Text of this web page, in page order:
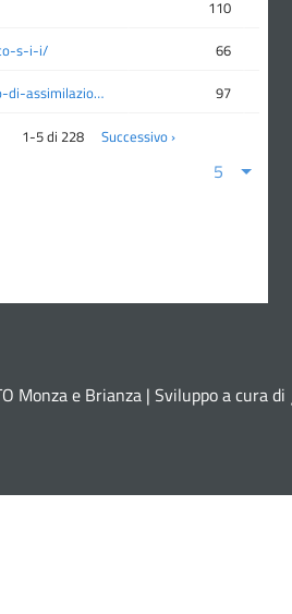
Monza e Brianza | Sviluppo a cura di